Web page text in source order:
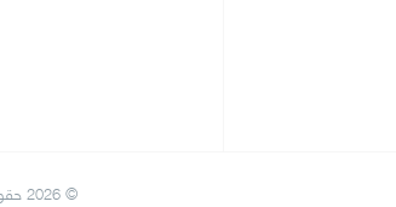
© 2026 حقوق التأليف والنشر حول المكتب الإعلامي لحكومة دبي. كل الحقوق محفوظة.